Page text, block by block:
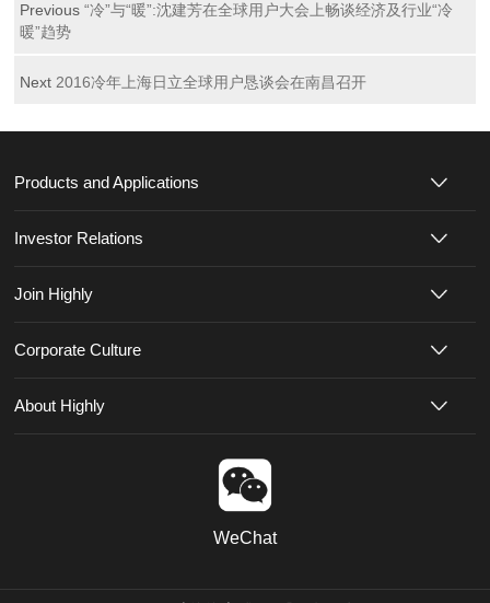
Previous “冷”与“暖”:沈建芳在全球用户大会上畅谈经济及行业“冷
暖”趋势
Next 2016冷年上海日立全球用户恳谈会在南昌召开
Products and Applications
Investor Relations
Join Highly
Corporate Culture
About Highly
WeChat